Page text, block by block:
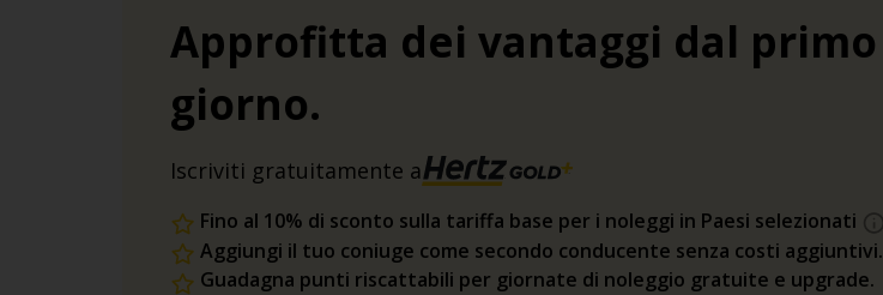
Approfitta dei vantaggi dal primo
giorno.
Iscriviti gratuitamente a
Fino al 10% di sconto sulla tariffa base per i noleggi in Paesi selezionati
Aggiungi il tuo coniuge come secondo conducente senza costi aggiuntivi.
Guadagna punti riscattabili per giornate di noleggio gratuite e upgrade.